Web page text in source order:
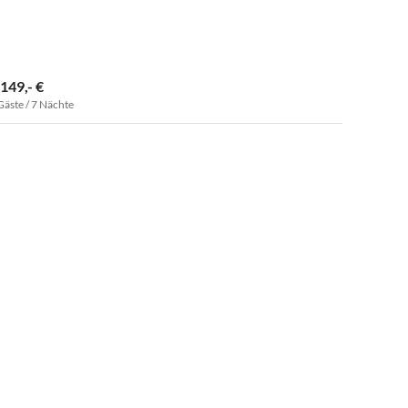
€
/ 7 Nächte